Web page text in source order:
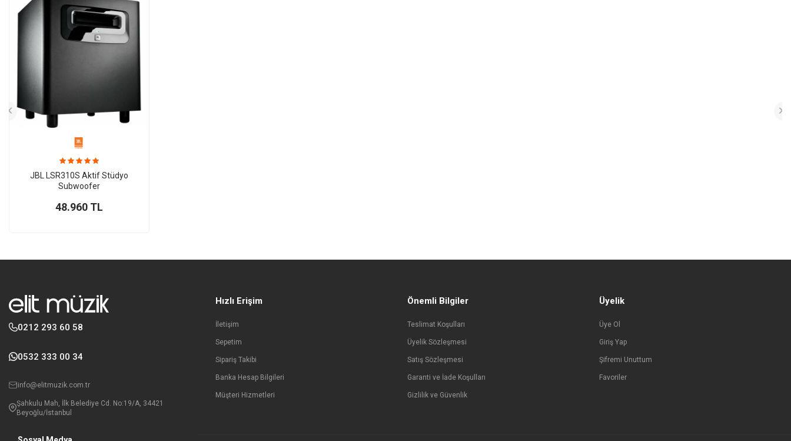
JBL LSR310S Aktif Stüdyo
Subwoofer
48.960TL
Hızlı Erişim
İletişim
Sepetim
Sipariş Takibi
Banka Hesap Bilgileri
Müşteri Hizmetleri
Önemli Bilgiler
Teslimat Koşulları
Üyelik Sözleşmesi
Satış Sözleşmesi
Garanti ve İade Koşulları
Gizlilik ve Güvenlik
Üyelik
Üye Ol
Giriş Yap
Şifremi Unuttum
Favoriler
0212 293 60 58
0532 333 00 34
info@elitmuzik.com.tr
Şahkulu Mah, İlk Belediye Cd. No:19/A, 34421
Beyoğlu/İstanbul